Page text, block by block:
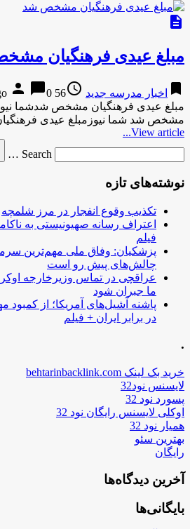
description
مبلغ عیدی فرهنگیان
bookmark اخبار مدرسه جدید access_time
56 years ago
person chat_bubble0
مبلغ عیدی فرهنگیان مشخص شدشما
مشخص شد شما نیوزمبلغ عیدی
View article...
Search …
نوشته‌های تازه
تکذیب وقوع انفجار در مرز شلمچه
اعتراف رسانه صهیونیستی به
فیلم
پزشکیان: وفاق ملی مهم‌ترین
چالش‌های پیش رو است
عراقچی در تماس وزیرخارجه
ما جبران شود
پاشنه آشیل‌های آمریکا؛ از
در برابر ایران + فیلم
.
خرید بک لینک behtarinbacklink.com
لایسنس نود32
پسورد نود 32
اوکلی لایسنس رایگان نود 32
همیار نود 32
بهترین سئو
رایگان
آخرین دیدگاه‌ها
بایگانی‌ها